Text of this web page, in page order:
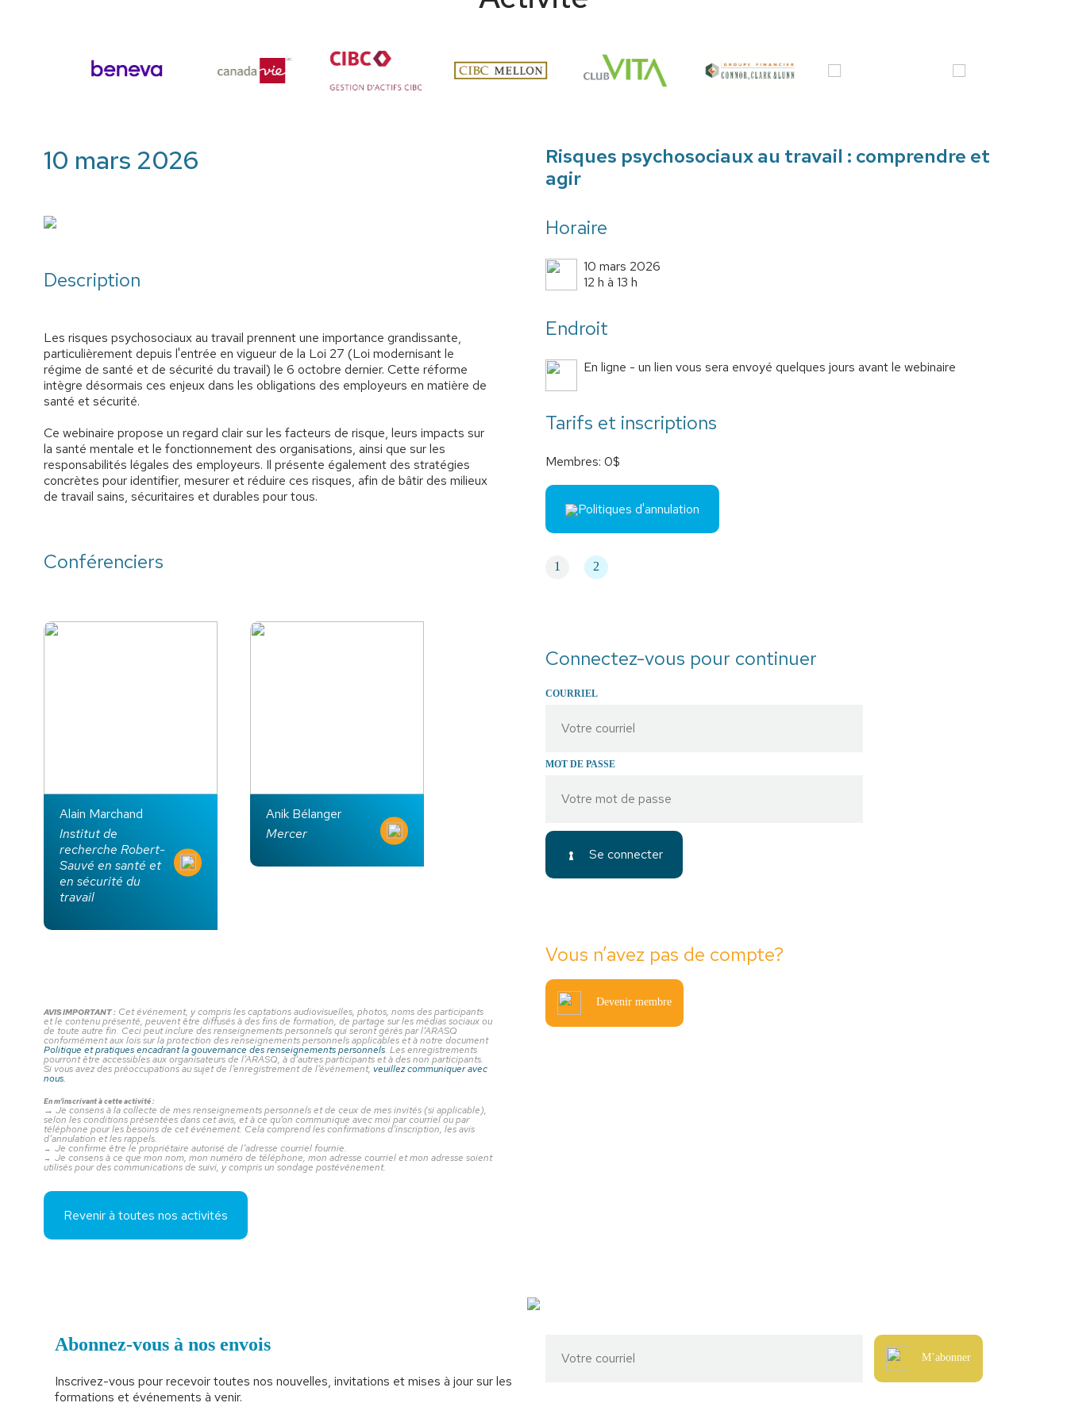
10 mars 2026
Description
Les risques psychosociaux au travail prennent une importance grandissante,
particulièrement depuis l'entrée en vigueur de la Loi 27 (Loi modernisant le
régime de santé et de sécurité du travail) le 6 octobre dernier. Cette réforme
intègre désormais ces enjeux dans les obligations des employeurs en matière de
santé et sécurité.
Ce webinaire propose un regard clair sur les facteurs de risque, leurs impacts sur
la santé mentale et le fonctionnement des organisations, ainsi que sur les
responsabilités légales des employeurs. Il présente également des stratégies
concrètes pour identifier, mesurer et réduire ces risques, afin de bâtir des milieux
de travail sains, sécuritaires et durables pour tous.
Conférenciers
Alain Marchand
Institut de
recherche Robert-
Sauvé en santé et
en sécurité du
travail
Anik Bélanger
Mercer
AVIS IMPORTANT : Cet événement, y compris les captations audiovisuelles, photos, noms des participants
et le contenu présenté, peuvent être diffusés à des fins de formation, de partage sur les médias sociaux ou
de toute autre fin. Ceci peut inclure des renseignements personnels qui seront gérés par l’ARASQ
conformément aux lois sur la protection des renseignements personnels applicables et à notre document
Politique et pratiques encadrant la gouvernance des renseignements personnels. Les enregistrements
pourront être accessibles aux organisateurs de l’ARASQ, à d’autres participants et à des non participants.
Si vous avez des préoccupations au sujet de l’enregistrement de l’événement,veuillez communiquer avec
nous.
En m’inscrivant à cette activité :
→Je consens à la collecte de mes renseignements personnels et de ceux de mes invités (si applicable),
selon les conditions présentées dans cet avis, et à ce qu’on communique avec moi par courriel ou par
téléphone pour les besoins de cet événement. Cela comprend les confirmations d’inscription, les avis
d’annulation et les rappels.
→ Je confirme être le propriétaire autorisé de l’adresse courriel fournie.
→ Je consens à ce que mon nom, mon numéro de téléphone, mon adresse courriel et mon adresse soient
utilisés pour des communications de suivi, y compris un sondage postévénement.
Revenir à toutes nos activités
Risques psychosociaux au travail : comprendre et
agir
Horaire
10 mars 2026
12 h à 13 h
Endroit
En ligne - un lien vous sera envoyé quelques jours avant le webinaire
Tarifs et inscriptions
Membres: 0$
Politiques d'annulation
1 2
Connectez-vous pour continuer
COURRIEL
MOT DE PASSE
Se connecter
Vous n’avez pas de compte?
Devenir membre
Abonnez-vous à nos envois
Inscrivez-vous pour recevoir toutes nos nouvelles, invitations et mises à jour sur les
formations et événements à venir.
M’abonner